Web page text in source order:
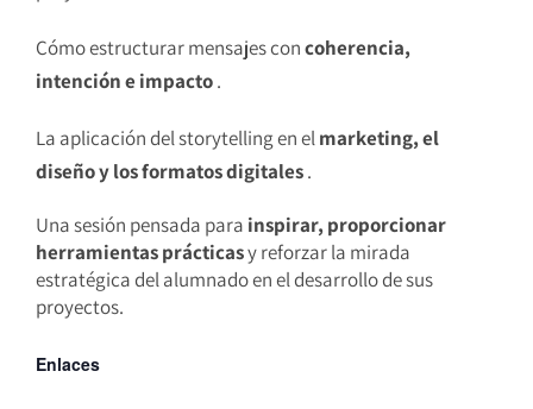
Cómo estructurar mensajes concoherencia,
intención e impacto.
La aplicación del storytelling en elmarketing, el
diseño y los formatos digitales.
Una sesión pensada para inspirar, proporcionar
herramientas prácticasy reforzar la mirada
estratégica del alumnado en el desarrollo de sus
proyectos.
Enlaces